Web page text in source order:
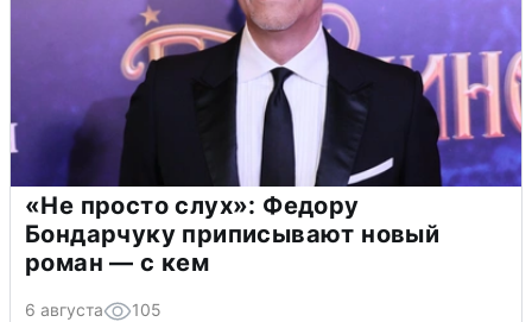
«Не просто слух»: Федору
Бондарчуку приписывают новый
роман — с кем
6 августа 105